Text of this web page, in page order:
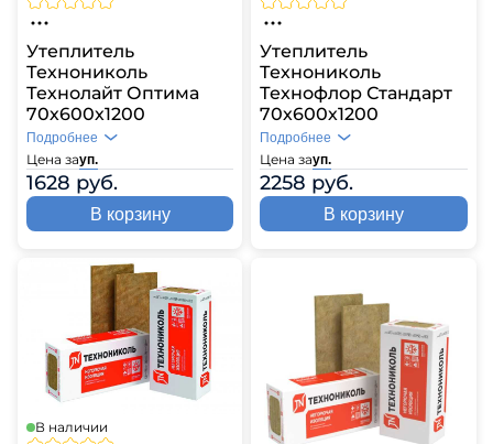
Утеплитель
Технониколь
Технолайт Оптима
70х600х1200
Цена зауп.
1628 руб.
Подробнее
В корзину
Утеплитель
Технониколь
Технофлор Стандарт
70х600х1200
Цена зауп.
2258 руб.
Подробнее
В корзину
В наличии